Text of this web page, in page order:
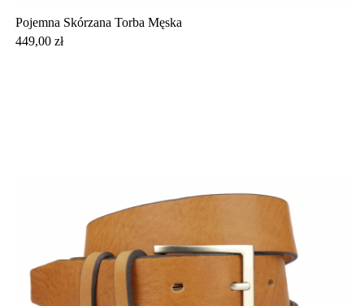
Pojemna Skórzana Torba Męska
Cena
449,00 zł